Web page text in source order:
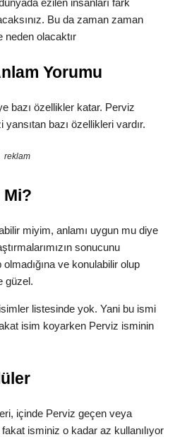
ezilen insanları fark
Bu da zaman zaman
neden olacaktır
Yorumu
bazı özellikler katar. Perviz
bazı özellikleri vardır.
reklam
Mi?
miyim, anlamı uygun mu diye
sonucunu
ve konulabilir olup
güzel.
listesinde yok. Yani bu ismi
isim koyarken Perviz isminin
içinde Perviz geçen veya
isminiz o kadar az kullanılıyor